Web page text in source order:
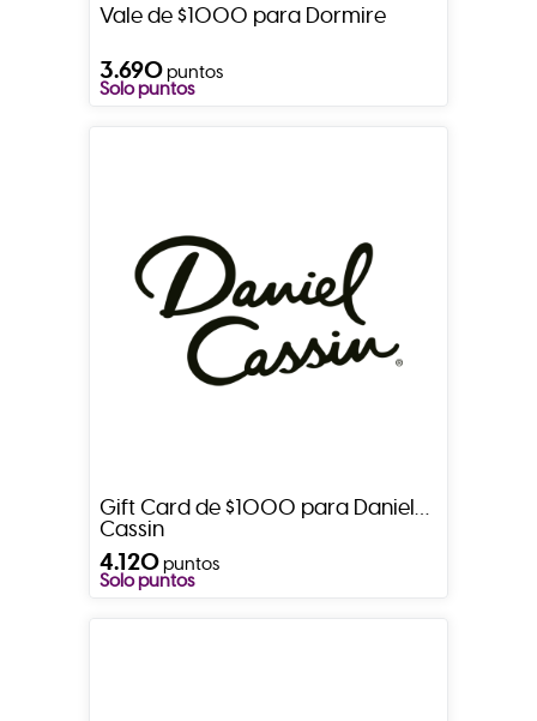
Vale de $1000 para Dormire
3.690puntos
Solo puntos
Gift Card de $1000 para Daniel
Cassin
4.120puntos
Solo puntos